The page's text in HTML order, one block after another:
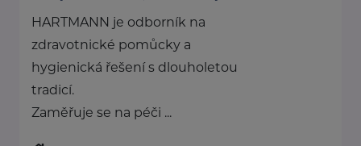
HARTMANN je odborník na
zdravotnické pomůcky a
hygienická řešení s dlouholetou
tradicí.
Zaměřuje se na péči ...